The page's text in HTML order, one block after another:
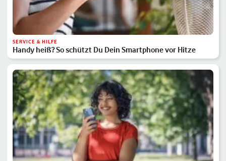
SERVICE & HILFE
Handy heiß? So schützt Du Dein Smartphone vor Hitze